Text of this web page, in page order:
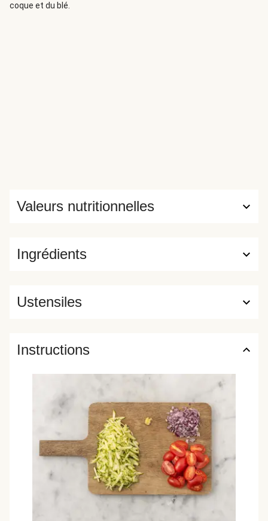
coque et du blé.
Ingrédients
Valeurs nutritionnelles
Ustensiles
Instructions